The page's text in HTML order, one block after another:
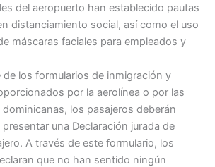
del aeropuerto han establecido pautas
distanciamiento social, así como el uso
máscaras faciales para empleados y
de los formularios de inmigración y
por la aerolínea o por las
los pasajeros deberán
una Declaración jurada de
A través de este formulario, los
que no han sentido ningún